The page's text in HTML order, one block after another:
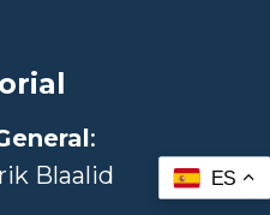
:
Blaalid
ES